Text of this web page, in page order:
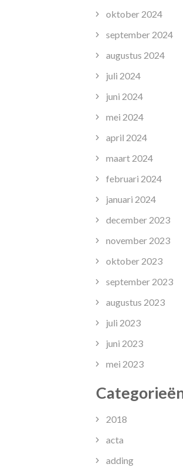
oktober 2024
september 2024
augustus 2024
juli 2024
juni 2024
mei 2024
april 2024
maart 2024
februari 2024
januari 2024
december 2023
november 2023
oktober 2023
september 2023
augustus 2023
juli 2023
juni 2023
mei 2023
2018
acta
adding